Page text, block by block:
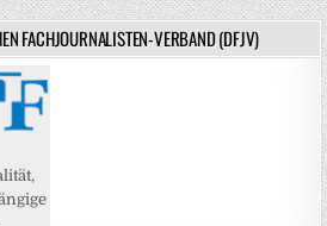
FACHJOURNALISTEN-VERBAND (DFJV)